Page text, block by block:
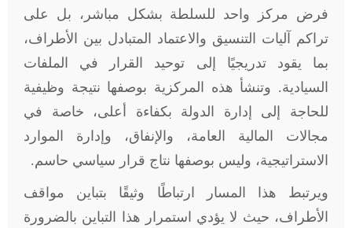
فرض مركز واحد للسلطة بشكل مباشر، بل على
تراكم آليات التنسيق والاعتماد المتبادل بين الأطراف،
بما يقود تدريجيًا إلى توحيد القرار في الملفات
السيادية. وتنشأ هذه المركزية بوصفها نتيجة وظيفية
للحاجة إلى إدارة الدولة بكفاءة أعلى، خاصة في
مجالات المالية العامة، والإنفاق، وإدارة الموارد
الاستراتيجية، وليس بوصفها نتاج قرار سياسي حاسم.
ويرتبط هذا المسار ارتباطًا وثيقًا بتباين مواقف
الأطراف، حيث لا يؤدي استمرار هذا التباين بالضرورة